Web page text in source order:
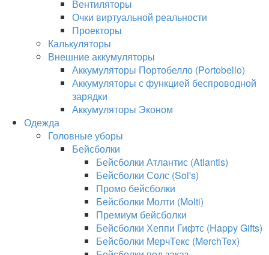
Вентиляторы
Очки виртуальной реальности
Проекторы
Калькуляторы
Внешние аккумуляторы
Аккумуляторы Портобелло (Portobello)
Аккумуляторы с функцией беспроводной
зарядки
Аккумуляторы Эконом
Одежда
Головные уборы
Бейсболки
Бейсболки Атлантис (Atlantis)
Бейсболки Солс (Sol's)
Промо бейсболки
Бейсболки Молти (Molti)
Премиум бейсболки
Бейсболки Хеппи Гифтс (Happy Gifts)
Бейсболки МерчТекс (MerchTex)